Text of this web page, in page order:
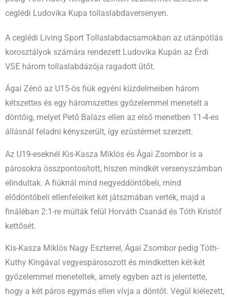
ceglédi Ludovika Kupa tollaslabdaversenyen.
A ceglédi Living Sport Tollaslabdacsarnokban az utánpótlás
korosztályok számára rendezett Ludovika Kupán az Érdi
VSE három tollaslabdázója ragadott ütőt.
Ágai Zénó az U15-ös fiúk egyéni küzdelmeiben három
kétszettes és egy háromszettes győzelemmel menetelt a
döntőig, melyet Pető Balázs ellen az első menetben 11-4-es
állásnál feladni kényszerült, így ezüstérmet szerzett.
Az U19-eseknél Kis-Kasza Miklós és Ágai Zsombor is a
párosokra összpontosított, hiszen mindkét versenyszámban
elindultak. A fiúknál mind negyeddöntőbeli, mind
elődöntőbeli ellenfeleiket két játszmában verték, majd a
fináléban 2:1-re múlták felül Horváth Csanád és Tóth Kristóf
kettősét.
Kis-Kasza Miklós Nagy Eszterrel, Ágai Zsombor pedig Tóth-
Kuthy Kingával vegyespárosozott és mindketten két-két
győzelemmel meneteltek, amely egyben azt is jelentette,
hogy a két páros egymás ellen vívja a döntőt. Végül kiélezett,